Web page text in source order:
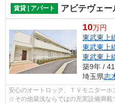
賃貸 | アパート アビテヴェ
10万円
東武東上
東武東上
東武東上
築9年 /
埼玉県志
安心のオートロック、ＴＶモニター
☆その他築浅ならではの充実設備満